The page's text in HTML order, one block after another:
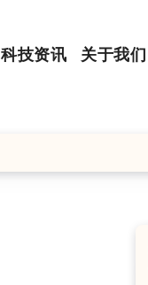
科技资讯 关于我们